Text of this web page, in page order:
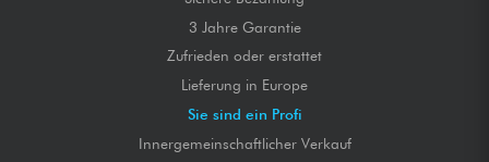
3 Jahre Garantie
Zufrieden oder erstattet
Lieferung in Europe
Sie sind ein Profi
Innergemeinschaftlicher Verkauf